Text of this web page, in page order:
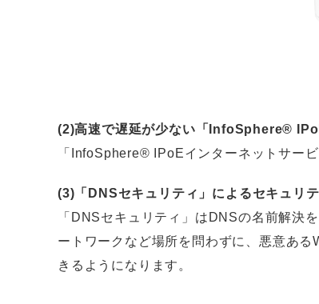
(2)高速で遅延が少ない「InfoSphere®
「InfoSphere® IPoEインターネットサー
(3)「DNSセキュリティ」によるセキュリ
「DNSセキュリティ」はDNSの名前解決
ートワークなど場所を問わずに、悪意あ
きるようになります。